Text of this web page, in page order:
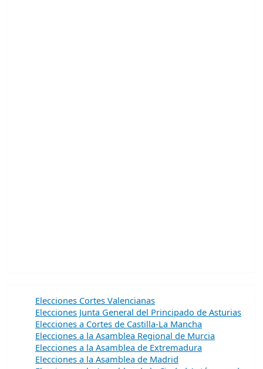
Elecciones Cortes Valencianas
Elecciones Junta General del Principado de Asturias
Elecciones a Cortes de Castilla-La Mancha
Elecciones a la Asamblea Regional de Murcia
Elecciones a la Asamblea de Extremadura
Elecciones a la Asamblea de Madrid